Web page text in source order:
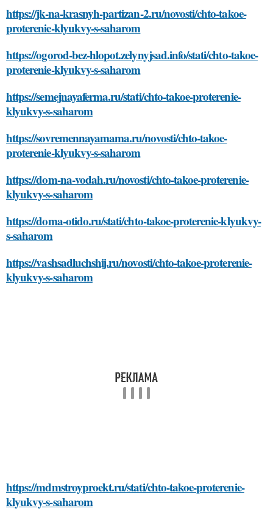
https://jk-na-krasnyh-partizan-2.ru/novosti/chto-takoe-
proterenie-klyukvy-s-saharom
https://ogorod-bez-hlopot.zelynyjsad.info/stati/chto-takoe-
proterenie-klyukvy-s-saharom
https://semejnayaferma.ru/stati/chto-takoe-proterenie-
klyukvy-s-saharom
https://sovremennayamama.ru/novosti/chto-takoe-
proterenie-klyukvy-s-saharom
https://dom-na-vodah.ru/novosti/chto-takoe-proterenie-
klyukvy-s-saharom
https://doma-otido.ru/stati/chto-takoe-proterenie-klyukvy-
s-saharom
https://vashsadluchshij.ru/novosti/chto-takoe-proterenie-
klyukvy-s-saharom
https://mdmstroyproekt.ru/stati/chto-takoe-proterenie-
klyukvy-s-saharom